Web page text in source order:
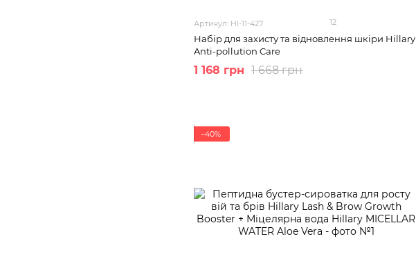
Артикул: HI-11-427 12
Набір для захисту та відновлення шкіри Hillary
Anti-pollution Care
1 668 грн
1 168 грн
−40%